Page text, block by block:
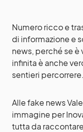
Numero ricco e
di informazione e
news, perché se è
infinita è anche
sentieri percorrere.
Alle fake news
immagine per
tutta da